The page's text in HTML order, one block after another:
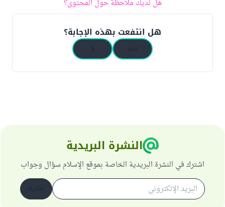
هل لديك ملاحظة حول المحتوى؟
هل انتفعت بهذه الإجابة؟
النشرة البريدية
اشترك في النشرة البريدية الخاصة بموقع الإسلام سؤال وجواب